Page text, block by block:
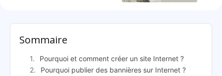
Sommaire
Pourquoi et comment créer un site Internet ?
Pourquoi publier des bannières sur Internet ?